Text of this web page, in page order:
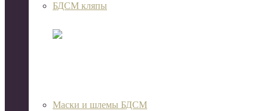
БДСМ кляпы
Маски и шлемы БДСМ